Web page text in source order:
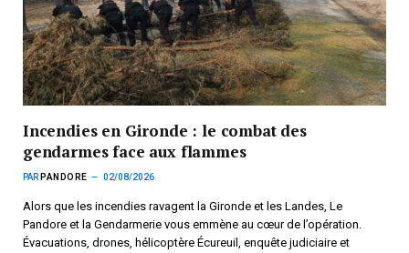
Incendies en Gironde : le combat des
gendarmes face aux flammes
PAR PANDORE 02/08/2026
Alors que les incendies ravagent la Gironde et les Landes, Le
Pandore et la Gendarmerie vous emmène au cœur de l’opération.
Évacuations, drones, hélicoptère Écureuil, enquête judiciaire et